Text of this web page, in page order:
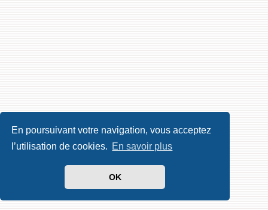
En poursuivant votre navigation, vous acceptez
l’utilisation de cookies. En savoir plus
OK